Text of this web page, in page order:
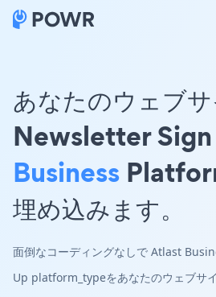
あなたのウェブ
Newsletter
Business
埋め込みます。
面倒なコーディングなしで Atlast
Up platform_typeをあなたのウェブサ